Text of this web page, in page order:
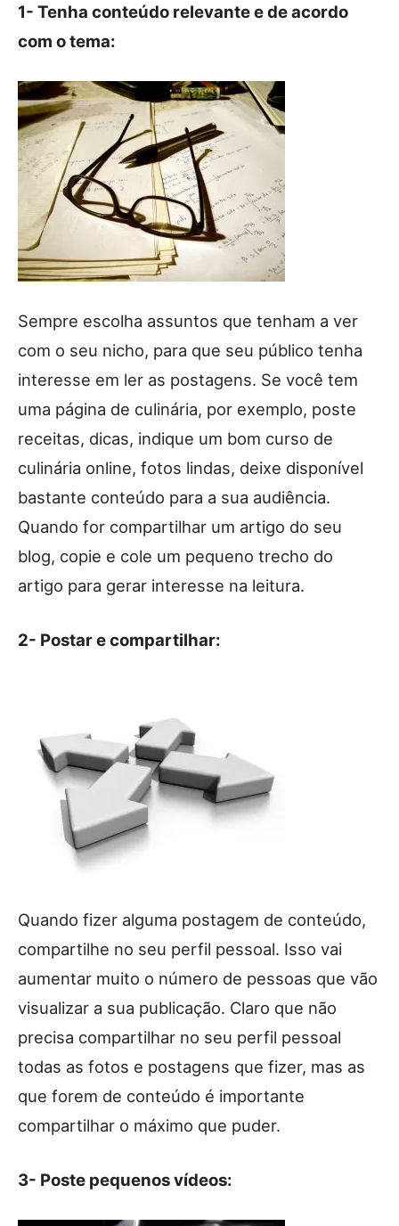
1- Tenha conteúdo relevante e de acordo
com o tema:
Sempre escolha assuntos que tenham a ver
com o seu nicho, para que seu público tenha
interesse em ler as postagens. Se você tem
uma página de culinária, por exemplo, poste
receitas, dicas, indique um bom curso de
culinária online, fotos lindas, deixe disponível
bastante conteúdo para a sua audiência.
Quando for compartilhar um artigo do seu
blog, copie e cole um pequeno trecho do
artigo para gerar interesse na leitura.
2- Postar e compartilhar:
Quando fizer alguma postagem de conteúdo,
compartilhe no seu perfil pessoal. Isso vai
aumentar muito o número de pessoas que vão
visualizar a sua publicação. Claro que não
precisa compartilhar no seu perfil pessoal
todas as fotos e postagens que fizer, mas as
que forem de conteúdo é importante
compartilhar o máximo que puder.
3- Poste pequenos vídeos: